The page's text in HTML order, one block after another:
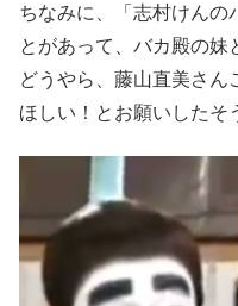
ちなみに、「志村けんの
とがあって、バカ殿の妹
どうやら、藤山直美さん
ほしい！とお願いしたそ